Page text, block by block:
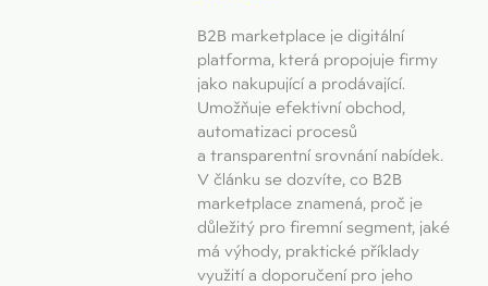
B2B marketplace je digitální
platforma, která propojuje firmy
jako nakupující a prodávající.
Umožňuje efektivní obchod,
automatizaci procesů
a transparentní srovnání nabídek.
V článku se dozvíte, co B2B
marketplace znamená, proč je
důležitý pro firemní segment, jaké
má výhody, praktické příklady
využití a doporučení pro jeho